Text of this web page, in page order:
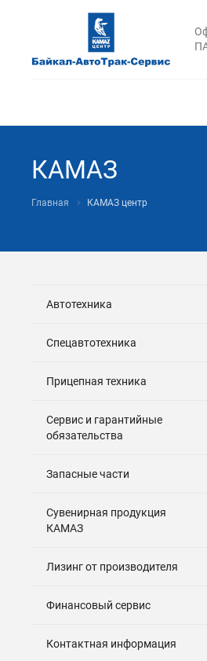
КАМАЗ
Главная КАМАЗ центр
Автотехника
Спецавтотехника
Прицепная техника
Сервис и гарантийные
обязательства
Запасные части
Сувенирная продукция
КАМАЗ
Лизинг от производителя
Финансовый сервис
Контактная информация